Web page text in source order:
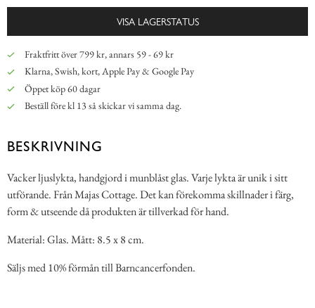
VISA LAGERSTATUS
Fraktfritt över 799 kr, annars 59 - 69 kr
Klarna, Swish, kort, Apple Pay & Google Pay
Öppet köp 60 dagar
Beställ före kl 13 så skickar vi samma dag.
BESKRIVNING
Vacker ljuslykta, handgjord i munblåst glas. Varje lykta är unik i sitt
utförande. Från Majas Cottage. Det kan förekomma skillnader i färg,
form & utseende då produkten är tillverkad för hand.
Material: Glas. Mått: 8.5 x 8 cm.
Säljs med 10% förmån till Barncancerfonden.